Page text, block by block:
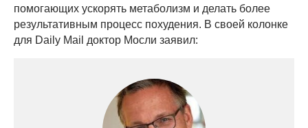
помогающих ускорять метаболизм и делать более
результативным процесс похудения. В своей колонке
для Daily Mail доктор Мосли заявил: